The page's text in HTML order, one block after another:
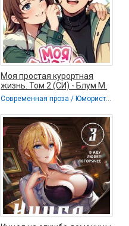
Моя простая курортная
жизнь. Том 2 (СИ) - Блум М.
Современная проза / Юмористическая проза / Любовные романы